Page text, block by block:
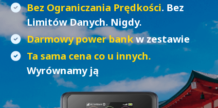
Bez Ograniczania Prędkości. Bez
Limitów Danych. Nigdy.
Darmowy power bankw zestawie
Ta sama cena co u innych.
Wyrównamy ją